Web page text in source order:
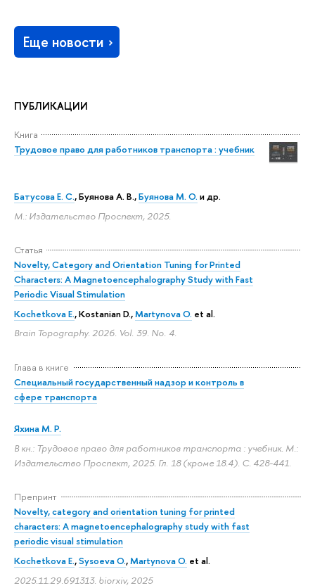
ПУБЛИКАЦИИ
Книга
Трудовое право для работников транспорта : учебник
Батусова Е. С.,Буянова А. В.,Буянова М. О. и др.
М.: Издательство Проспект, 2025.
Статья
Novelty, Category and Orientation Tuning for Printed
Characters: A Magnetoencephalography Study with Fast
Periodic Visual Stimulation
Kochetkova E., Kostanian D.,Martynova O. et al.
Brain Topography. 2026. Vol. 39. No. 4.
Глава в книге
Специальный государственный надзор и контроль в
сфере транспорта
Яхина М. Р.
В кн.: Трудовое право для работников транспорта : учебник. М.:
Издательство Проспект, 2025. Гл. 18 (кроме 18.4). С. 428-441.
Препринт
Novelty, category and orientation tuning for printed
characters: A magnetoencephalography study with fast
periodic visual stimulation
Kochetkova E.,Sysoeva O.,Martynova O. et al.
2025.11.29.691313. biorxiv, 2025
Еще новости